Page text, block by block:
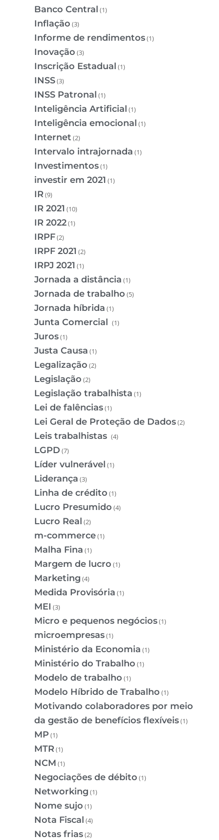
Banco Central (1)
Inflação (3)
Informe de rendimentos(1)
Inovação (3)
Inscrição Estadual (1)
INSS(3)
INSS Patronal (1)
Inteligência Artificial (1)
Inteligência emocional (1)
Internet (2)
Intervalo intrajornada (1)
Investimentos(1)
investir em 2021 (1)
IR(9)
IR 2021 (10)
IR 2022(1)
IRPF(2)
IRPF 2021 (2)
IRPJ 2021 (1)
Jornada a distância (1)
Jornada de trabalho (5)
Jornada híbrida (1)
Junta Comercial (1)
Juros(1)
Justa Causa (1)
Legalização (2)
Legislação (2)
Legislação trabalhista (1)
Lei de falências(1)
Lei Geral de Proteção de Dados(2)
Leis trabalhistas (4)
LGPD (7)
Líder vulnerável (1)
Liderança (3)
Linha de crédito (1)
Lucro Presumido (4)
Lucro Real (2)
m-commerce(1)
Malha Fina (1)
Margem de lucro (1)
Marketing (4)
Medida Provisória (1)
MEI (3)
Micro e pequenos negócios(1)
microempresas(1)
Ministério da Economia (1)
Ministério do Trabalho (1)
Modelo de trabalho (1)
Modelo Híbrido de Trabalho (1)
Motivando colaboradores por meio
da gestão de benefícios flexíveis(1)
MP(1)
MTR(1)
NCM (1)
Negociações de débito (1)
Networking (1)
Nome sujo (1)
Nota Fiscal (4)
Notas frias(2)